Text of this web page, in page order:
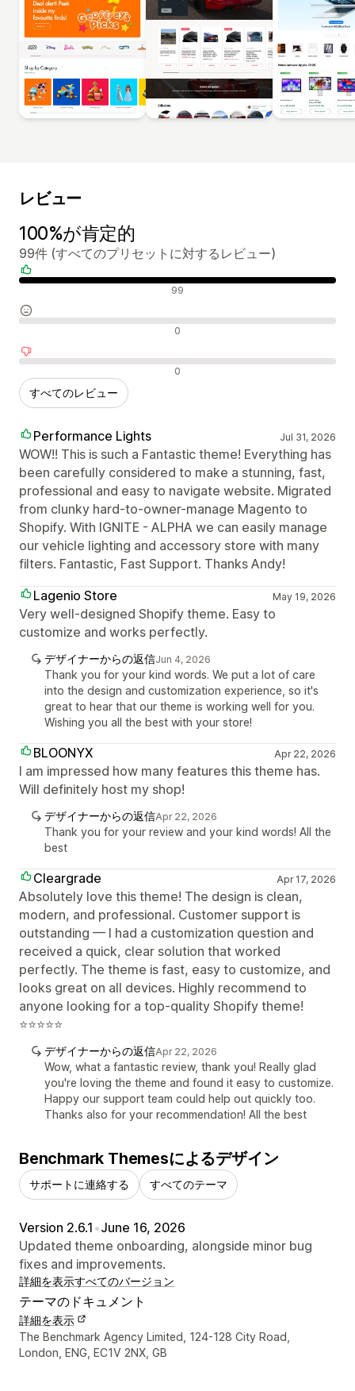
レビュー
100%が肯定的
99件 (すべてのプリセットに対するレビュー)
肯定的なレビュー 99
中間的なレビュー 0
否定的なレビュー 0
すべてのレビュー
Performance Lights Jul 31, 2026
WOW!! This is such a Fantastic theme! Everything has
been carefully considered to make a stunning, fast,
professional and easy to navigate website. Migrated
from clunky hard-to-owner-manage Magento to
Shopify. With IGNITE - ALPHA we can easily manage
our vehicle lighting and accessory store with many
filters. Fantastic, Fast Support. Thanks Andy!
Lagenio Store
May 19, 2026
Very well-designed Shopify theme. Easy to
customize and works perfectly.
デザイナーからの返信Jun 4, 2026
Thank you for your kind words. We put a lot of care
into the design and customization experience, so it's
great to hear that our theme is working well for you.
Wishing you all the best with your store!
BLOONYX Apr 22, 2026
I am impressed how many features this theme has.
Will definitely host my shop!
デザイナーからの返信Apr 22, 2026
Thank you for your review and your kind words! All the
best
Cleargrade Apr 17, 2026
Absolutely love this theme! The design is clean,
modern, and professional. Customer support is
outstanding — I had a customization question and
received a quick, clear solution that worked
perfectly. The theme is fast, easy to customize, and
looks great on all devices. Highly recommend to
anyone looking for a top-quality Shopify theme!
⭐⭐⭐⭐⭐
デザイナーからの返信Apr 22, 2026
Wow, what a fantastic review, thank you! Really glad
you're loving the theme and found it easy to customize.
Happy our support team could help out quickly too.
Thanks also for your recommendation! All the best
Benchmark Themesによるデザイン
サポートに連絡する すべてのテーマ
Version 2.6.1 •June 16, 2026
Updated theme onboarding, alongside minor bug
fixes and improvements.
詳細を表示すべてのバージョン
テーマのドキュメント
詳細を表示
デザイナーの連絡先情報
The Benchmark Agency Limited, 124-128 City Road,
London, ENG, EC1V 2NX, GB